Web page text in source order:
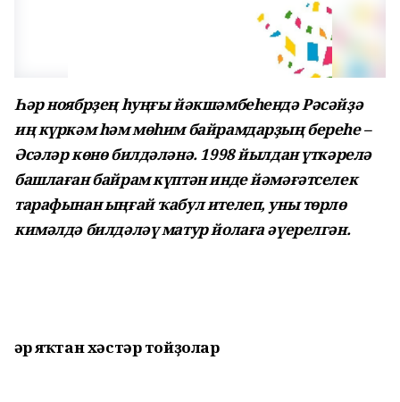
Һәр ноябрҙең һуңғы йәкшәмбеһендә Рәсәйҙә
иң күркәм һәм мөһим байрамдарҙың береһе –
Әсәләр көнө билдәләнә. 1998 йылдан үткәрелә
башлаған байрам күптән инде йәмәғәтселек
тарафынан ыңғай ҡабул ителеп, уны төрлө
кимәлдә билдәләү матур йолаға әүерелгән.
Һәр яҡтан хәстәр тойҙолар